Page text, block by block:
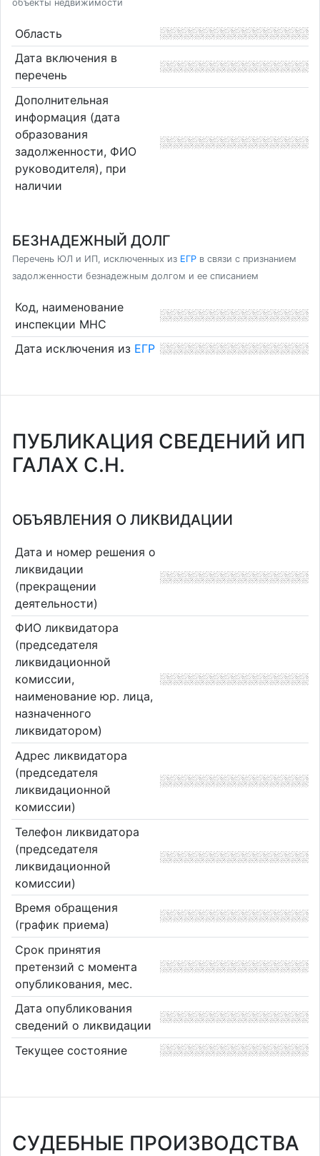
объекты недвижимости
Область
Дата включения в
перечень
Дополнительная
информация (дата
образования
задолженности, ФИО
руководителя), при
наличии
БЕЗНАДЕЖНЫЙ ДОЛГ
Перечень ЮЛ и ИП, исключенных из ЕГР в связи с признанием
задолженности безнадежным долгом и ее списанием
Код, наименование
инспекции МНС
Дата исключения из ЕГР
ПУБЛИКАЦИЯ СВЕДЕНИЙ ИП
ГАЛАХ С.Н.
ОБЪЯВЛЕНИЯ О ЛИКВИДАЦИИ
Дата и номер решения о
ликвидации
(прекращении
деятельности)
ФИО ликвидатора
(председателя
ликвидационной
комиссии,
наименование юр. лица,
назначенного
ликвидатором)
Адрес ликвидатора
(председателя
ликвидационной
комиссии)
Телефон ликвидатора
(председателя
ликвидационной
комиссии)
Время обращения
(график приема)
Срок принятия
претензий с момента
опубликования, мес.
Дата опубликования
сведений о ликвидации
Текущее состояние
СУДЕБНЫЕ ПРОИЗВОДСТВА